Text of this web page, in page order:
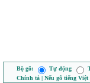
Bộ gõ: Tự động
Chính tả | Nếu gõ tiếng